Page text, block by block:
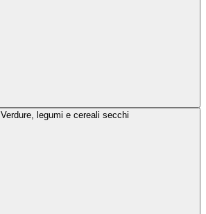
Verdure, legumi e cereali secchi